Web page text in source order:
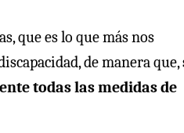
que es lo que más nos
de manera que,
todas las medidas de